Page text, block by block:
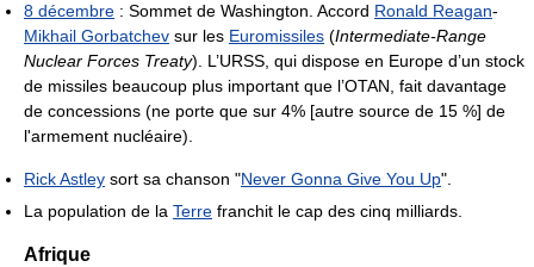
8 décembre : Sommet de Washington. Accord Ronald Reagan-
Mikhail Gorbatchev sur les Euromissiles (Intermediate-Range
Nuclear Forces Treaty). L’URSS, qui dispose en Europe d’un stock
de missiles beaucoup plus important que l’OTAN, fait davantage
de concessions (ne porte que sur 4% [autre source de 15 %] de
l'armement nucléaire).
Rick Astley sort sa chanson "Never Gonna Give You Up".
La population de la Terre franchit le cap des cinq milliards.
Afrique